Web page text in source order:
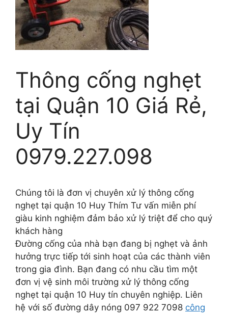
Thông cống nghẹt
tại Quận 10 Giá Rẻ,
Uy Tín
0979.227.098
Chúng tôi là đơn vị chuyên xử lý thông cống
nghẹt tại quận 10 Huy Thím Tư vấn miễn phí
giàu kinh nghiệm đảm bảo xử lý triệt để cho quý
khách hàng
Đường cống của nhà bạn đang bị nghẹt và ảnh
hưởng trực tiếp tới sinh hoạt của các thành viên
trong gia đình. Bạn đang có nhu cầu tìm một
đơn vị vệ sinh môi trường xử lý thông cống
nghẹt tại quận 10 Huy tín chuyên nghiệp. Liên
hệ với số đường dây nóng 097 922 7098 công